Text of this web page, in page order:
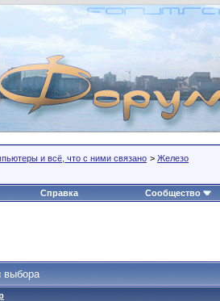
и всё, что с ними связано > Железо
Справка Сообщество